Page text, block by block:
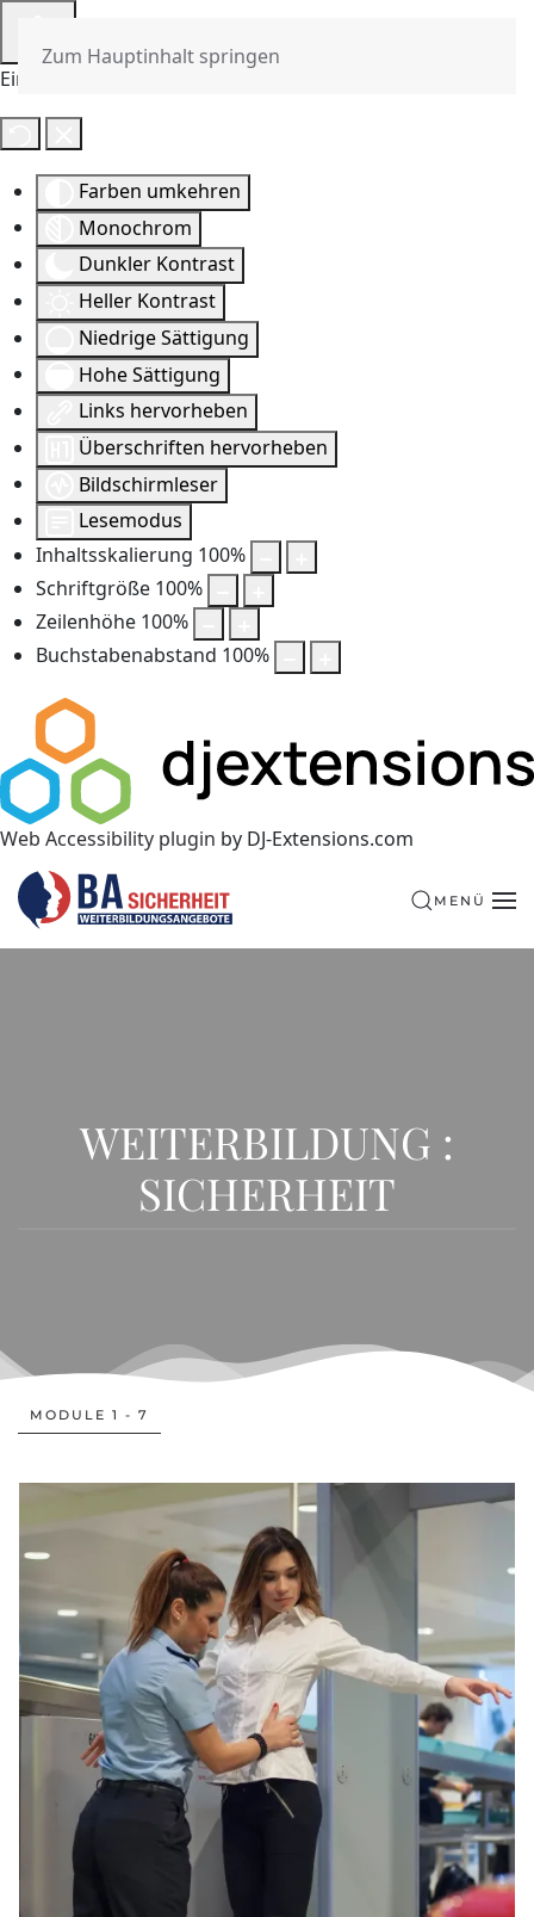
Eingabehilfen öffnen
Farben umkehren
Monochrom
Dunkler Kontrast
Heller Kontrast
Niedrige Sättigung
Hohe Sättigung
Links hervorheben
Überschriften hervorheben
Bildschirmleser
Lesemodus
Inhaltsskalierung 100%
Schriftgröße 100%
Zeilenhöhe 100%
Buchstabenabstand 100%
Web Accessibility plugin by DJ-Extensions.com
Zum Hauptinhalt springen
MENÜ
WEITERBILDUNG :
SICHERHEIT
MODULE 1 - 7